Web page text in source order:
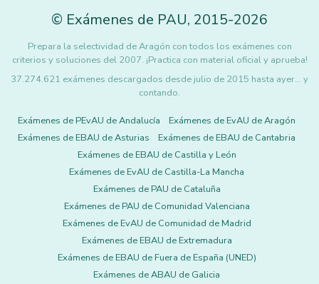
© Exámenes de PAU, 2015-2026
Prepara la selectividad de Aragón con todos los exámenes con
criterios y soluciones del 2007. ¡Practica con material oficial y aprueba!
37.274.621 exámenes descargados desde julio de 2015 hasta ayer... y
contando.
Exámenes de PEvAU de Andalucía
Exámenes de EvAU de Aragón
Exámenes de EBAU de Asturias
Exámenes de EBAU de Cantabria
Exámenes de EBAU de Castilla y León
Exámenes de EvAU de Castilla-La Mancha
Exámenes de PAU de Cataluña
Exámenes de PAU de Comunidad Valenciana
Exámenes de EvAU de Comunidad de Madrid
Exámenes de EBAU de Extremadura
Exámenes de EBAU de Fuera de España (UNED)
Exámenes de ABAU de Galicia